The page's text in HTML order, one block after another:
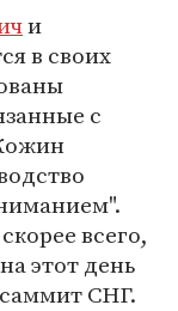
и
в своих
с
всего,
этот день
СНГ.